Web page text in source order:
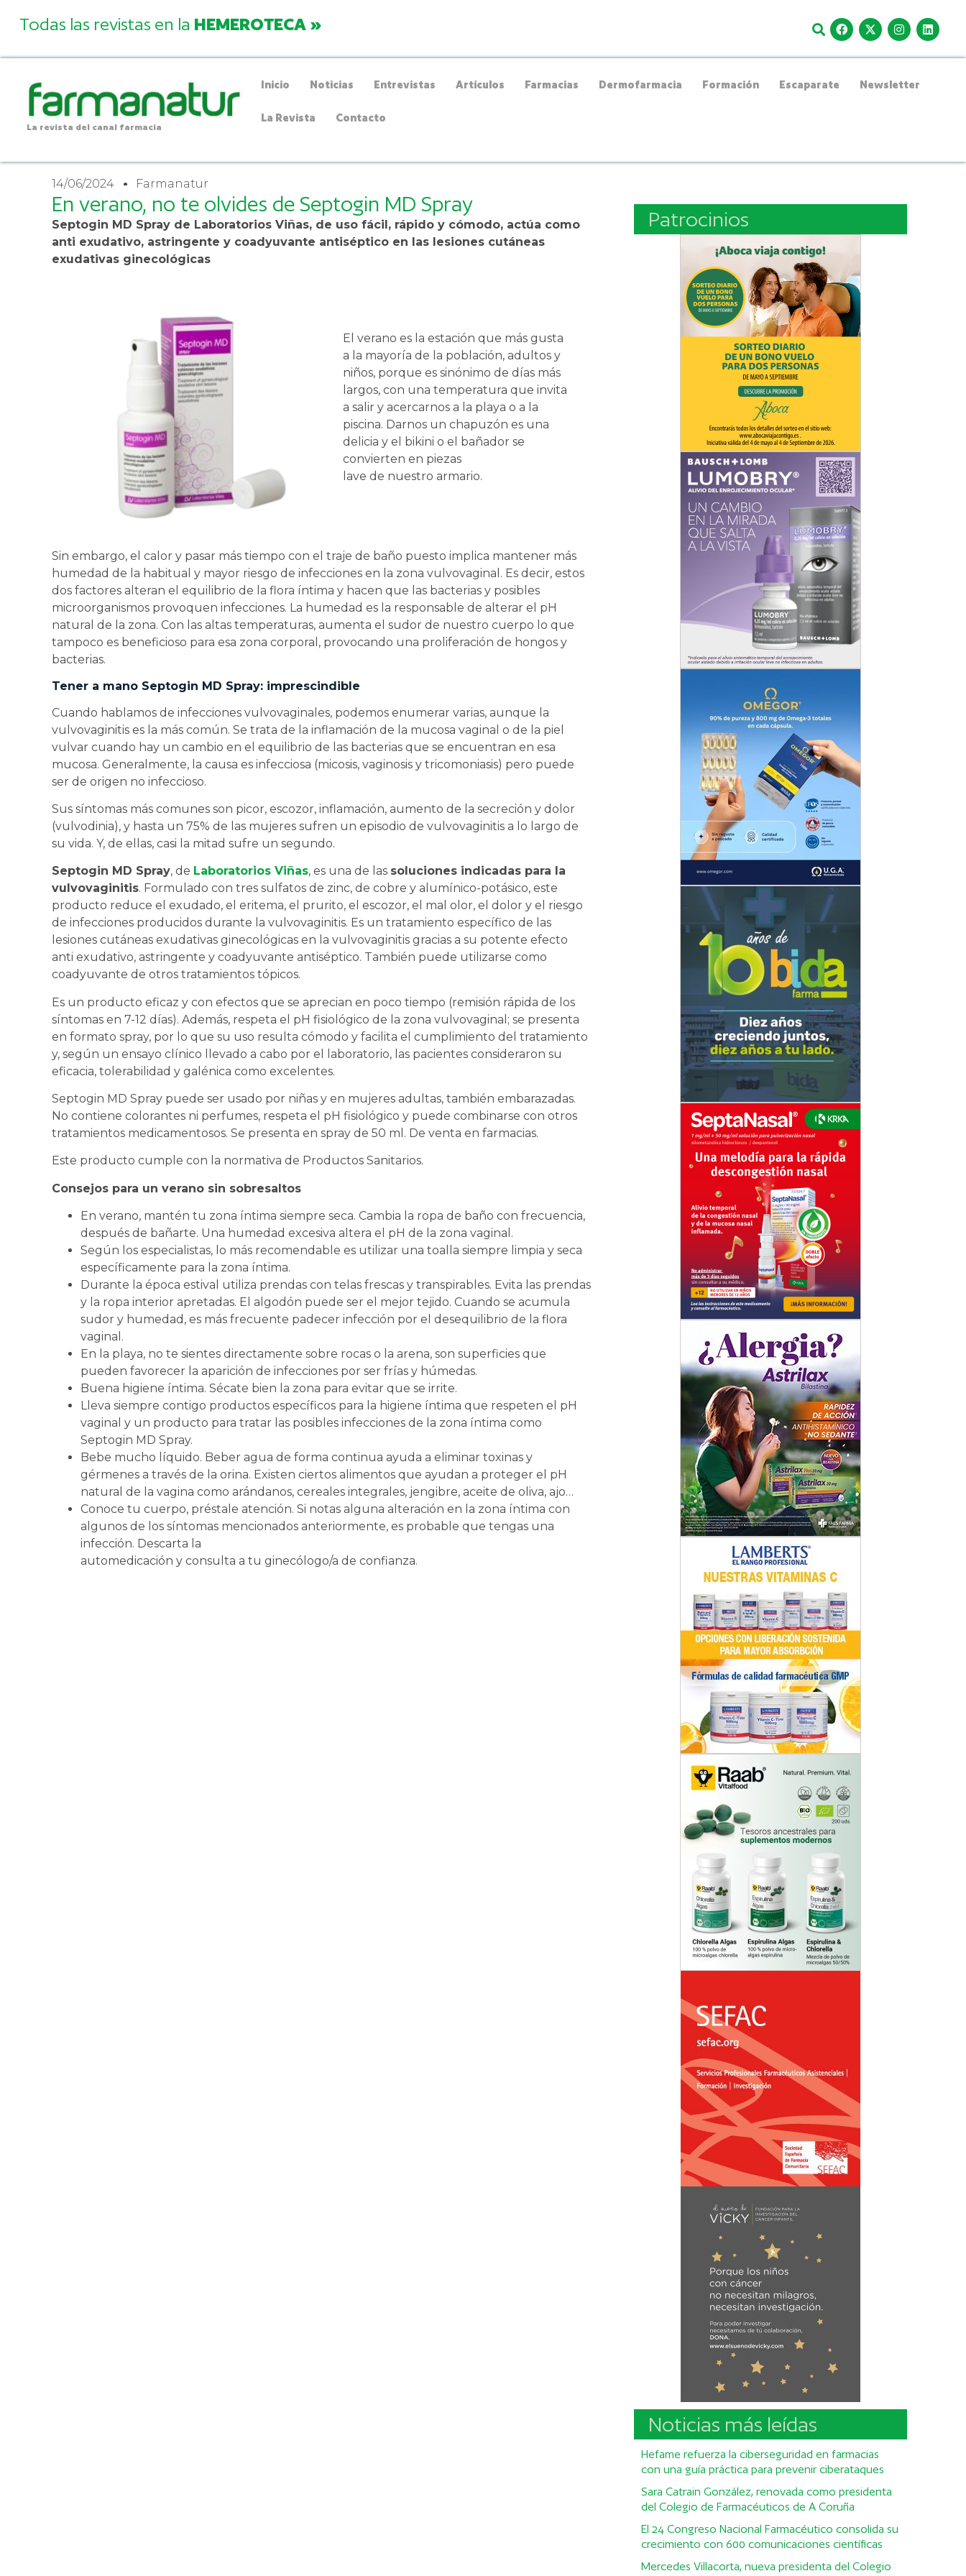
Todas las revistas en la HEMEROTECA »
La revista del canal farmacia
Inicio Noticias Entrevistas Artículos Farmacias Dermofarmacia Formación Escaparate Newsletter
La Revista Contacto
14/06/2024 Farmanatur
En verano, no te olvides de Septogin MD Spray
Septogin MD Spray de Laboratorios Viñas, de uso fácil, rápido y cómodo, actúa como
anti exudativo, astringente y coadyuvante antiséptico en las lesiones cutáneas
exudativas ginecológicas
El verano es la estación que más gusta
a la mayoría de la población, adultos y
niños, porque es sinónimo de días más
largos, con una temperatura que invita
a salir y acercarnos a la playa o a la
piscina. Darnos un chapuzón es una
delicia y el bikini o el bañador se
convierten en piezas
lave de nuestro armario.
Sin embargo, el calor y pasar más tiempo con el traje de baño puesto implica mantener más
humedad de la habitual y mayor riesgo de infecciones en la zona vulvovaginal. Es decir, estos
dos factores alteran el equilibrio de la flora íntima y hacen que las bacterias y posibles
microorganismos provoquen infecciones. La humedad es la responsable de alterar el pH
natural de la zona. Con las altas temperaturas, aumenta el sudor de nuestro cuerpo lo que
tampoco es beneficioso para esa zona corporal, provocando una proliferación de hongos y
bacterias.
Tener a mano Septogin MD Spray: imprescindible
Cuando hablamos de infecciones vulvovaginales, podemos enumerar varias, aunque la
vulvovaginitis es la más común. Se trata de la inflamación de la mucosa vaginal o de la piel
vulvar cuando hay un cambio en el equilibrio de las bacterias que se encuentran en esa
mucosa. Generalmente, la causa es infecciosa (micosis, vaginosis y tricomoniasis) pero puede
ser de origen no infeccioso.
Sus síntomas más comunes son picor, escozor, inflamación, aumento de la secreción y dolor
(vulvodinia), y hasta un 75% de las mujeres sufren un episodio de vulvovaginitis a lo largo de
su vida. Y, de ellas, casi la mitad sufre un segundo.
Septogin MD Spray, de Laboratorios Viñas, es una de las soluciones indicadas para la
vulvovaginitis. Formulado con tres sulfatos de zinc, de cobre y alumínico-potásico, este
producto reduce el exudado, el eritema, el prurito, el escozor, el mal olor, el dolor y el riesgo
de infecciones producidos durante la vulvovaginitis. Es un tratamiento específico de las
lesiones cutáneas exudativas ginecológicas en la vulvovaginitis gracias a su potente efecto
anti exudativo, astringente y coadyuvante antiséptico. También puede utilizarse como
coadyuvante de otros tratamientos tópicos.
Es un producto eficaz y con efectos que se aprecian en poco tiempo (remisión rápida de los
síntomas en 7-12 días). Además, respeta el pH fisiológico de la zona vulvovaginal; se presenta
en formato spray, por lo que su uso resulta cómodo y facilita el cumplimiento del tratamiento
y, según un ensayo clínico llevado a cabo por el laboratorio, las pacientes consideraron su
eficacia, tolerabilidad y galénica como excelentes.
Septogin MD Spray puede ser usado por niñas y en mujeres adultas, también embarazadas.
No contiene colorantes ni perfumes, respeta el pH fisiológico y puede combinarse con otros
tratamientos medicamentosos. Se presenta en spray de 50 ml. De venta en farmacias.
Este producto cumple con la normativa de Productos Sanitarios.
Consejos para un verano sin sobresaltos
En verano, mantén tu zona íntima siempre seca. Cambia la ropa de baño con frecuencia,
después de bañarte. Una humedad excesiva altera el pH de la zona vaginal.
Según los especialistas, lo más recomendable es utilizar una toalla siempre limpia y seca
específicamente para la zona íntima.
Durante la época estival utiliza prendas con telas frescas y transpirables. Evita las prendas
y la ropa interior apretadas. El algodón puede ser el mejor tejido. Cuando se acumula
sudor y humedad, es más frecuente padecer infección por el desequilibrio de la flora
vaginal.
En la playa, no te sientes directamente sobre rocas o la arena, son superficies que
pueden favorecer la aparición de infecciones por ser frías y húmedas.
Buena higiene íntima. Sécate bien la zona para evitar que se irrite.
Lleva siempre contigo productos específicos para la higiene íntima que respeten el pH
vaginal y un producto para tratar las posibles infecciones de la zona íntima como
Septogin MD Spray.
Bebe mucho líquido. Beber agua de forma continua ayuda a eliminar toxinas y
gérmenes a través de la orina. Existen ciertos alimentos que ayudan a proteger el pH
natural de la vagina como arándanos, cereales integrales, jengibre, aceite de oliva, ajo…
Conoce tu cuerpo, préstale atención. Si notas alguna alteración en la zona íntima con
algunos de los síntomas mencionados anteriormente, es probable que tengas una
infección. Descarta la
automedicación y consulta a tu ginecólogo/a de confianza.
Patrocinios
Noticias más leídas
Hefame refuerza la ciberseguridad en farmacias
con una guía práctica para prevenir ciberataques
Sara Catrain González, renovada como presidenta
del Colegio de Farmacéuticos de A Coruña
El 24 Congreso Nacional Farmacéutico consolida su
crecimiento con 600 comunicaciones científicas
Mercedes Villacorta, nueva presidenta del Colegio